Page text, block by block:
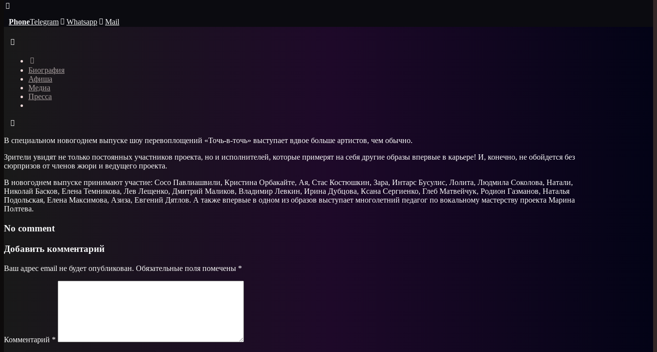
PhoneTelegram Whatsapp Mail
Биография
Афиша
Медиа
Пресса
В специальном новогоднем выпуске шоу перевоплощений «Точь-в-точь» выступает вдвое больше артистов, чем обычно.
Зрители увидят не только постоянных участников проекта, но и исполнителей, которые примерят на себя другие образы впервые в карьере! И, конечно, не обойдется без
сюрпризов от членов жюри и ведущего проекта.
В новогоднем выпуске принимают участие: Сосо Павлиашвили, Кристина Орбакайте, Ая, Стас Костюшкин, Зара, Интарс Бусулис, Лолита, Людмила Соколова, Натали,
Николай Басков, Елена Темникова, Лев Лещенко, Дмитрий Маликов, Владимир Левкин, Ирина Дубцова, Ксана Сергиенко, Глеб Матвейчук, Родион Газманов, Наталья
Подольская, Елена Максимова, Азиза, Евгений Дятлов. А также впервые в одном из образов выступает многолетний педагог по вокальному мастерству проекта Марина
Полтева.
No comment
Добавить комментарий
Ваш адрес email не будет опубликован. Обязательные поля помечены *
Комментарий *